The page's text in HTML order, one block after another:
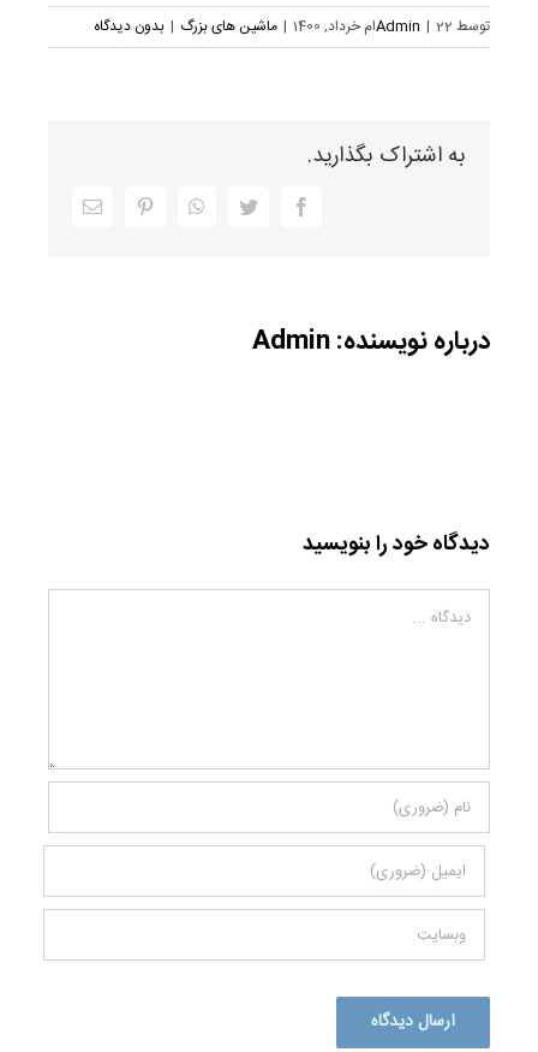
توسط Admin | 22ام خرداد, 1400 | ماشین های بزرگ | بدون دیدگاه
به اشتراک بگذارید.
Facebook
Twitter
WhatsApp
Pinterestایمیل
درباره نویسنده:Admin
دیدگاه خود را بنویسید
دیدگاه